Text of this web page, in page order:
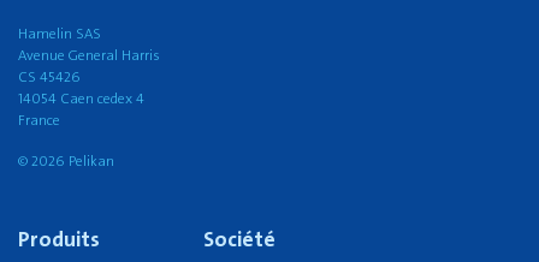
Hamelin SAS
Avenue General Harris
CS 45426
14054 Caen cedex 4
France
© 2026 Pelikan
Produits Société